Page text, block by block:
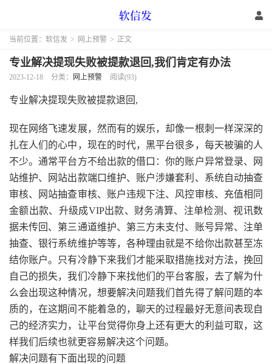
当前位置： 软信发 > 网上预警 > 正文
专业解决提现失败被提款退回,我们肯定有办法
2023-12-18 分类： 网上预警 阅读(93)
专业解决提现失败被提款退回,
现在网络飞速发展，然而有的娱乐，却像一根刺一样深深的
扎在人们的心中，现在的时代，黑平台很多，每天被骗的人
不少。通常平台方不给出款的借口：你的账户异常登录、网
站维护、网站出款端口维护、账户涉嫌套利、系统自动抽查
审核、网站抽查审核、账户违规下注、风控审核、充值相同
金额出款、升级成VIP出款、财务清算、注单检测、视讯数
据未传回、第三通道维护、第三方未支付、账号异常、注单
抽查、银行系统维护等等，各种理由就是不给你出款甚至冻
结你账户。只有冷静下来我们才能采取措施找对方法，挽回
自己的损失，我们冷静下来找他们的平台客服，去了解为什
么会出现这种情况，想要解决问题我们首先得了解问题的本
质的，在这期间不能着急的，聊天的过程最好无意间表现自
己的经济实力，让平台觉得你身上还有更大的利益可取，这
样我们后续也就更容易解决这个问题。
解决问题有下面出现的问题